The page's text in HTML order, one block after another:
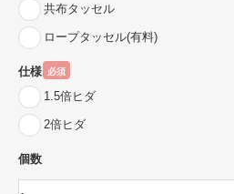
共布タッセル
ロープタッセル(有料)
仕様 必須
1.5倍ヒダ
2倍ヒダ
個数